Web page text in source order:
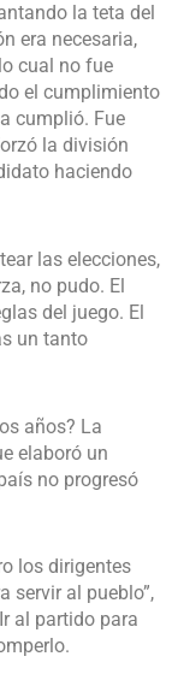
la teta del
era necesaria,
cual no fue
el cumplimiento
cumplió. Fue
la división
haciendo
las elecciones,
no pudo. El
del juego. El
un tanto
años? La
elaboró un
no progresó
los dirigentes
servir al pueblo”,
al partido para